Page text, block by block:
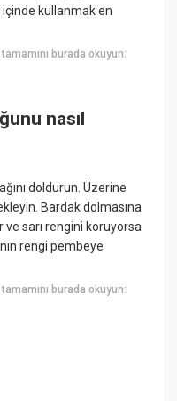
içinde kullanmak en
tamamını burada okuyun:
nasıl
doldurun. Üzerine
Bardak dolmasına
sarı rengini koruyorsa
rengi pembeye
tamamını burada okuyun: